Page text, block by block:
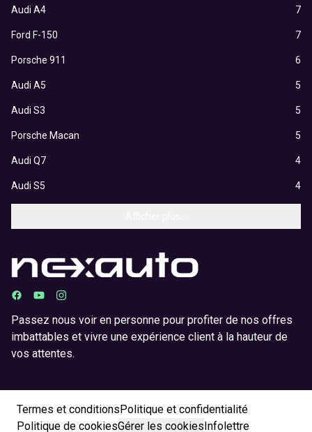
Audi A4 7
Ford F-150 7
Porsche 911 6
Audi A5 5
Audi S3 5
Porsche Macan 5
Audi Q7 4
Audi S5 4
Passez nous voir en personne pour profiter de nos offres
imbattables et vivre une expérience client à la hauteur de
vos attentes.
Termes et conditionsPolitique et confidentialité
Politique de cookiesGérer les cookiesInfolettre